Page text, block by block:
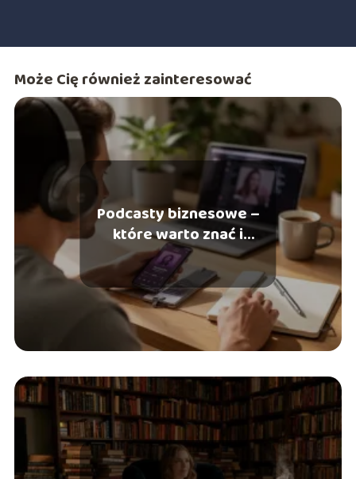
Może Cię również zainteresować
Podcasty biznesowe –
które warto znać i
regularnie słuchać?